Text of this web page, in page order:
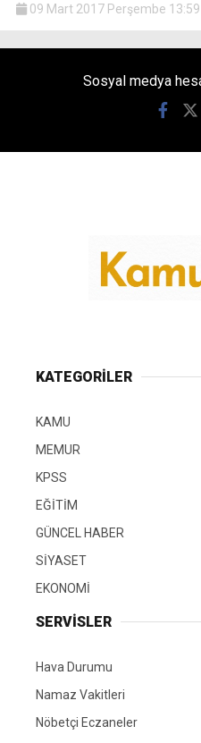
09 Mart 2017 Perşembe 13:59
Sosyal medya
KATEGORİLER
KAMU
MEMUR
KPSS
EĞİTİM
GÜNCEL HABER
SİYASET
EKONOMİ
SERVİSLER
Hava Durumu
Namaz Vakitleri
Nöbetçi Eczaneler